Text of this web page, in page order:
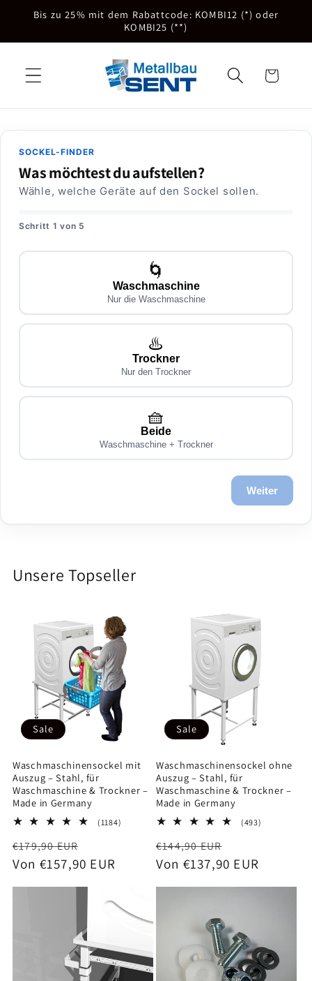
zum
Bis zu 25% mit dem Rabattcode: KOMBI12 (*) oder
KOMBI25 (**)
Warenkorb
SOCKEL-FINDER
Was möchtest du aufstellen?
Wähle, welche Geräte auf den Sockel sollen.
Schritt 1 von 5
🌀
Waschmaschine
Nur die Waschmaschine
♨️
Trockner
Nur den Trockner
🧺
Beide
Waschmaschine + Trockner
Weiter
Unsere Topseller
Sale
Waschmaschinensockel mit
Auszug – Stahl, für
Waschmaschine & Trockner –
Made in Germany
(1184)
insgesamt
Normaler
Preis
€179,90 EUR
Verkaufspreis
Von €157,90 EUR
Sale
Waschmaschinensockel ohne
Auszug – Stahl, für
Waschmaschine & Trockner –
Made in Germany
(493)
Normaler
Preis
€144,90 EUR
Von €137,90 EUR